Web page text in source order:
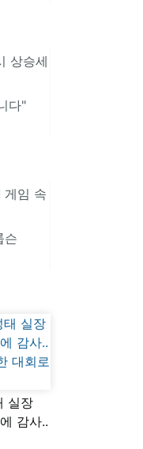
상승세
다"
게임 속
슨
실장
감사..